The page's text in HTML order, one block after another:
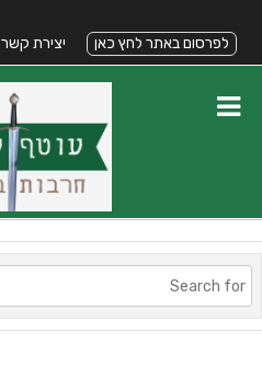
לפרסום באתר לחץ כאן
יצירת קשר